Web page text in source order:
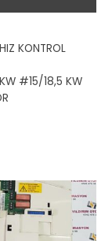
KONTROL
#15/18,5 KW